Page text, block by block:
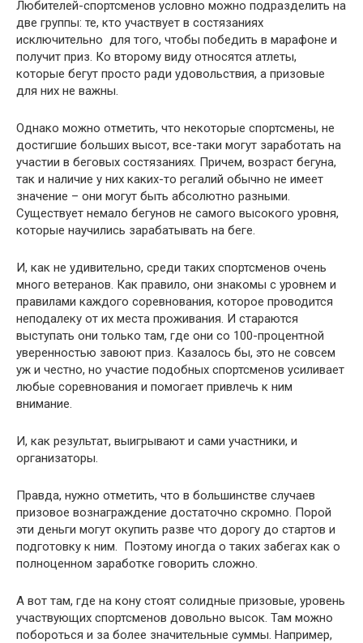
Любителей-спортсменов условно можно подразделить на
две группы: те, кто участвует в состязаниях
исключительно для того, чтобы победить в марафоне и
получит приз. Ко второму виду относятся атлеты,
которые бегут просто ради удовольствия, а призовые
для них не важны.
Однако можно отметить, что некоторые спортсмены, не
достигшие больших высот, все-таки могут заработать на
участии в беговых состязаниях. Причем, возраст бегуна,
так и наличие у них каких-то регалий обычно не имеет
значение – они могут быть абсолютно разными.
Существует немало бегунов не самого высокого уровня,
которые научились зарабатывать на беге.
И, как не удивительно, среди таких спортсменов очень
много ветеранов. Как правило, они знакомы с уровнем и
правилами каждого соревнования, которое проводится
неподалеку от их места проживания. И стараются
выступать они только там, где они со 100-процентной
уверенностью завоют приз. Казалось бы, это не совсем
уж и честно, но участие подобных спортсменов усиливает
любые соревнования и помогает привлечь к ним
внимание.
И, как результат, выигрывают и сами участники, и
организаторы.
Правда, нужно отметить, что в большинстве случаев
призовое вознаграждение достаточно скромно. Порой
эти деньги могут окупить разве что дорогу до стартов и
подготовку к ним. Поэтому иногда о таких забегах как о
полноценном заработке говорить сложно.
А вот там, где на кону стоят солидные призовые, уровень
участвующих спортсменов довольно высок. Там можно
побороться и за более значительные суммы. Например,